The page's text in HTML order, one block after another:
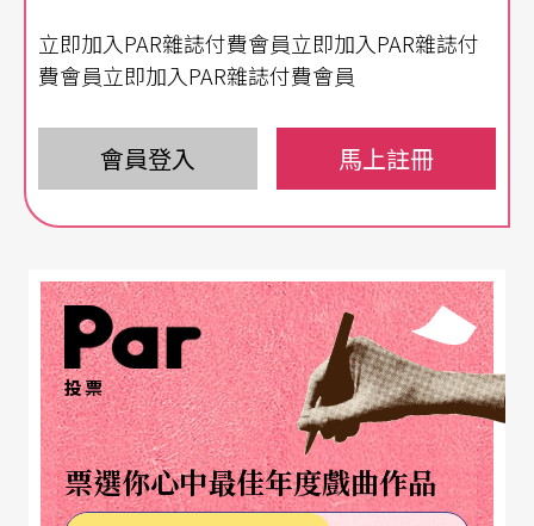
per）打頭陣，說明劇團緣起，提供影像記錄，讓觀
眾理解NO99的工作、構成、理想與美學。再來由導
演帝特．歐雅索（Tiit Ojasoo）說明《團結愛沙尼
亞》這個作品，同樣有相當長的作品記錄。其後由
OISTAT國際劇場組織營運長魏琬容和臺北藝術節藝
作品之外的作品 故事之外的故事
NO99講求長期合作，以珊普與歐雅索為劇團核心；
珊普的美術（Fine Arts）背景強，熱愛觀念藝術（C
onceptual Art）與媒體藝術（Media Art），碰上戲
立即加入PAR雜誌付費會員立即加入PAR雜誌付
費會員立即加入PAR雜誌付費會員
會員登入 馬上註冊
投票
票選你心中最佳年度戲曲作品